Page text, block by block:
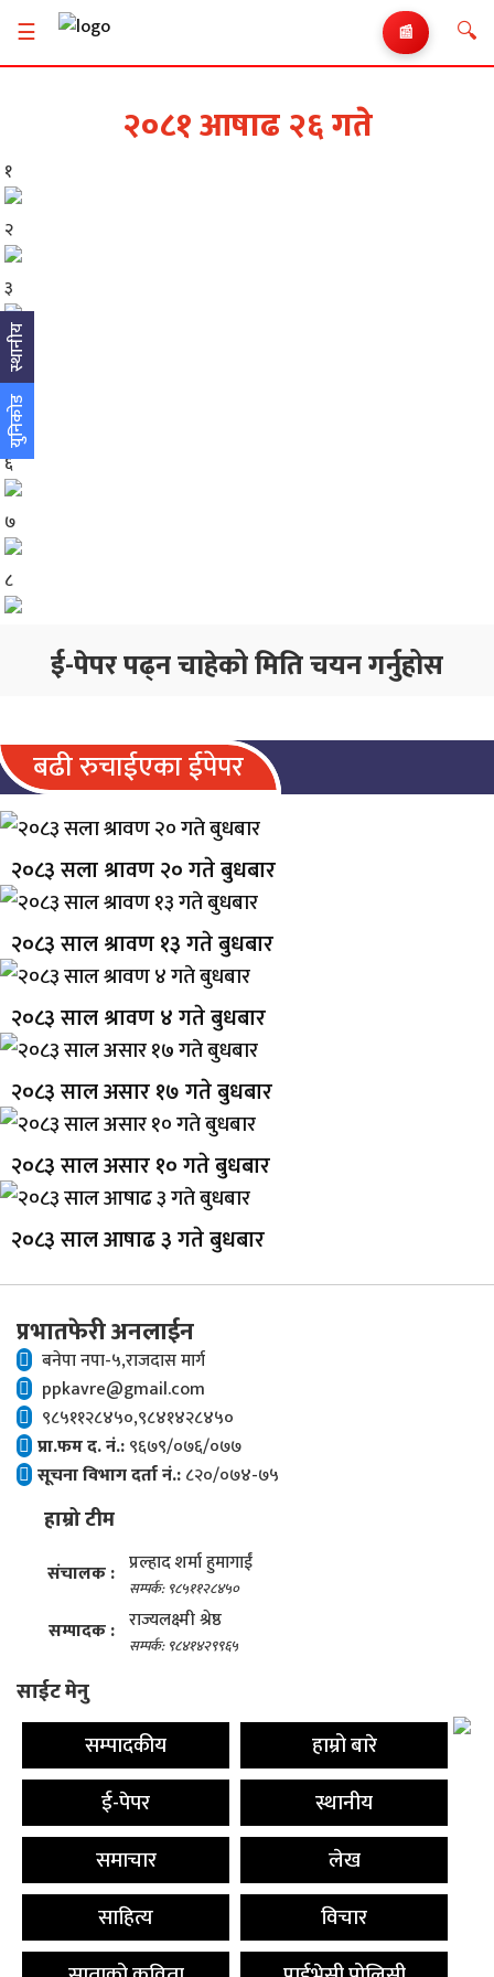
☰ 📰 🔍
युनिकोड
स्थानीय
२०८१ आषाढ २६ गते
१
२
३
४
५
६
७
८
ई-पेपर पढ्न चाहेको मिति चयन गर्नुहोस
बढी रुचाईएका ईपेपर
२०८३ सला श्रावण २० गते बुधबार
२०८३ साल श्रावण १३ गते बुधबार
२०८३ साल श्रावण ४ गते बुधबार
२०८३ साल असार १७ गते बुधबार
२०८३ साल असार १० गते बुधबार
२०८३ साल आषाढ ३ गते बुधबार
प्रभातफेरी अनलाईन
बनेपा नपा-५,राजदास मार्ग
ppkavre@gmail.com
९८५११२८४५०,९८४१४२८४५०
प्रा.फम द. नं.:९६७९/०७६/०७७
सूचना विभाग दर्ता नं.:८२०/०७४-७५
हाम्रो टीम
संचालक : प्रल्हाद शर्मा हुमागाईं
सम्पर्क: ९८५११२८४५०
सम्पादक : राज्यलक्ष्मी श्रेष्ठ
सम्पर्क: ९८४१४२९९६५
साईट मेनु
सम्पादकीय
हाम्रो बारे
ई-पेपर
स्थानीय
समाचार
लेख
साहित्य
विचार